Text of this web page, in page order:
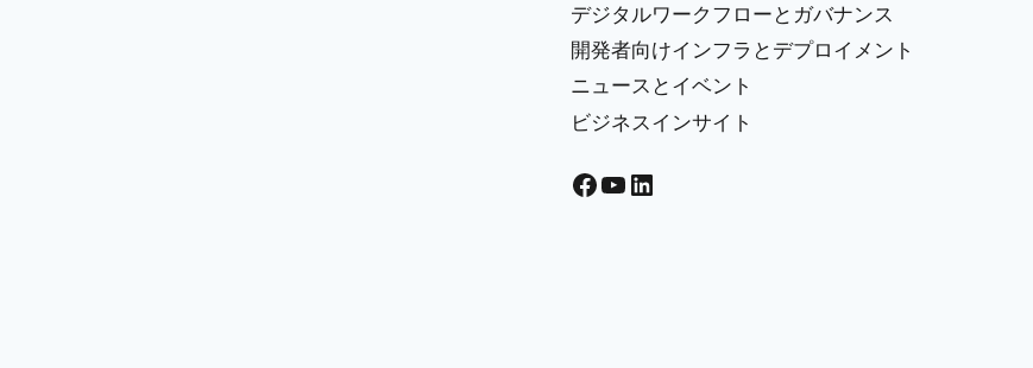
デジタルワークフローとガバナンス
開発者向けインフラとデプロイメント
ニュースとイベント
ビジネスインサイト
Facebook
YouTube
LinkedIn